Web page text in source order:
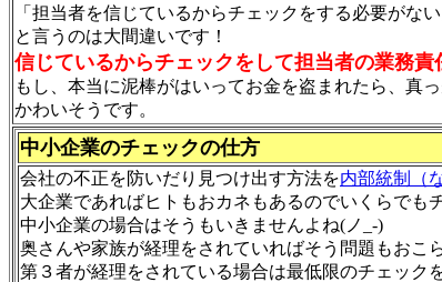
「担当者を信じているからチェックをする必要がない
と言うのは大間違いです！
信じているからチェックをして担当者の業務責
もし、本当に泥棒がはいってお金を盗まれたら、真
かわいそうです。
中小企業のチェックの仕方
会社の不正を防いだり見つけ出す方法を内部統制（
大企業であればヒトもおカネもあるのでいくらでも
中小企業の場合はそうもいきませんよね(ノ_-)
奥さんや家族が経理をされていればそう問題もおこ
第３者が経理をされている場合は最低限のチェック